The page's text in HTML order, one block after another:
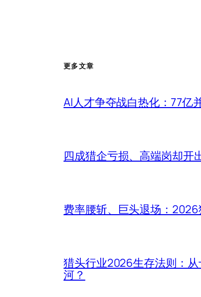
更多文章
AI人才争夺战白热化：77亿
四成猎企亏损、高端岗却
费率腰斩、巨头退场：
猎头行业2026生存法则：
河？